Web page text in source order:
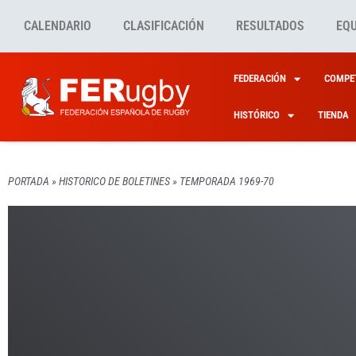
CALENDARIO CLASIFICACIÓN RESULTADOS
FEDERACIÓN
HISTÓRICO TIENDA
PORTADA » HISTORICO DE BOLETINES» TEMPORADA 1969-70